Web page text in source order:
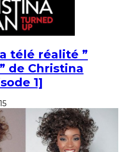
télé réalité ”
de Christina
1]